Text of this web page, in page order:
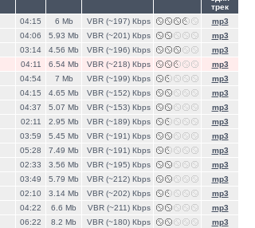
трек
04:15 6 Mb VBR (~197) Кbps
mp3
04:06 5.93 Mb VBR (~201) Кbps
mp3
03:14 4.56 Mb VBR (~196) Кbps
mp3
04:11 6.54 Mb VBR (~218) Кbps
mp3
04:54 7 Mb VBR (~199) Кbps
mp3
04:15 4.65 Mb VBR (~152) Кbps
mp3
04:37 5.07 Mb VBR (~153) Кbps
mp3
02:11 2.95 Mb VBR (~189) Кbps
mp3
03:59 5.45 Mb VBR (~191) Кbps
mp3
05:28 7.49 Mb VBR (~191) Кbps
mp3
02:33 3.56 Mb VBR (~195) Кbps
mp3
03:49 5.79 Mb VBR (~212) Кbps
mp3
02:10 3.14 Mb VBR (~202) Кbps
mp3
04:22 6.6 Mb VBR (~211) Кbps
mp3
06:22 8.2 Mb VBR (~180) Кbps mp3